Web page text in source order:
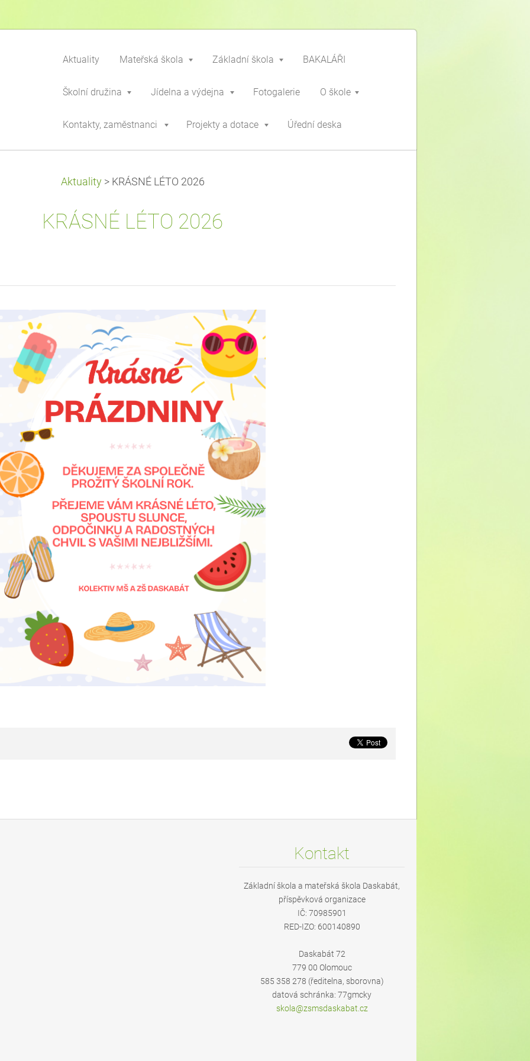
Aktuality Mateřská škola Základní škola BAKALÁŘI
Školní družina Jídelna a výdejna Fotogalerie O škole
Kontakty, zaměstnanci Projekty a dotace Úřední deska
Aktuality > KRÁSNÉ LÉTO 2026
KRÁSNÉ LÉTO 2026
Kontakt
Základní škola a mateřská škola Daskabát,
příspěvková organizace
IČ: 70985901
RED-IZO: 600140890
Daskabát 72
779 00 Olomouc
585 358 278 (ředitelna, sborovna)
datová schránka: 77gmcky
skola@zsmsdaskabat.cz